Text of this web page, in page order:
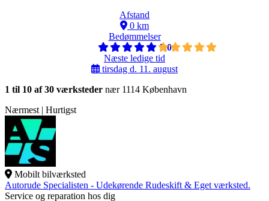
Afstand
0 km
Bedømmelser
5,0
Næste ledige tid
tirsdag d. 11. august
1 til 10 af 30 værksteder nær 1114 København
Nærmest | Hurtigst
Mobilt bilværksted
Autorude Specialisten - Udekørende Rudeskift & Eget værksted.
Service og reparation hos dig